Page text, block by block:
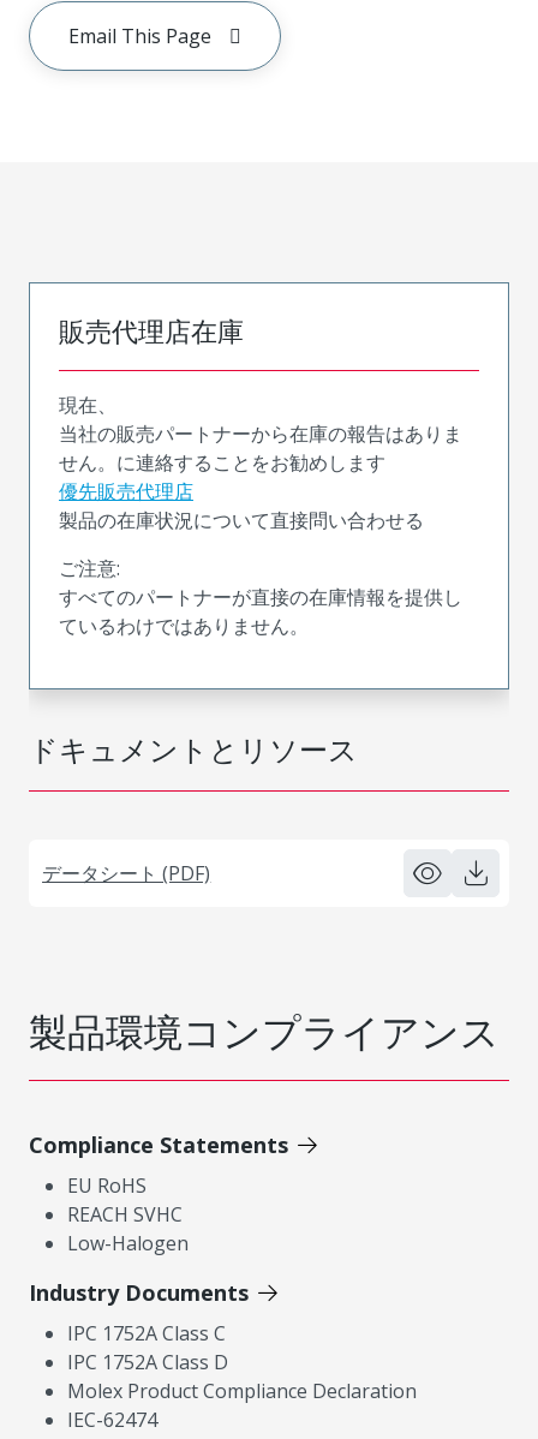
Email This Page
ドキュメントとリソース
データシート (PDF)
販売代理店在庫
現在、
当社の販売パートナーから在庫の報告はありま
せん。に連絡することをお勧めします
優先販売代理店
製品の在庫状況について直接問い合わせる
ご注意:
すべてのパートナーが直接の在庫情報を提供し
ているわけではありません。
製品環境コンプライアンス
Compliance Statements
EU RoHS
REACH SVHC
Low-Halogen
Industry Documents
IPC 1752A Class C
IPC 1752A Class D
Molex Product Compliance Declaration
IEC-62474